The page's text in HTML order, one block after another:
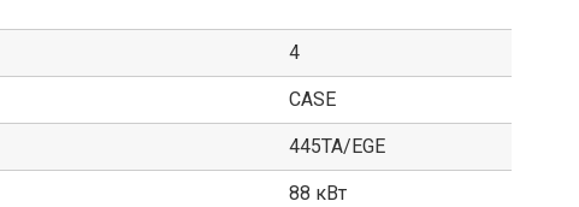
4
CASE
445TA/EGE
88 кВт